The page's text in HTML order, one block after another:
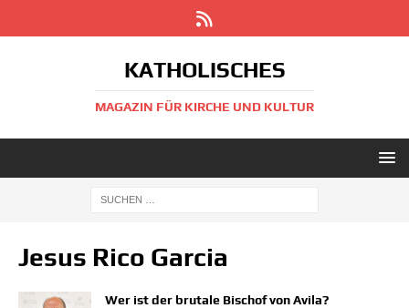
KATHOLISCHES
MAGAZIN FÜR KIRCHE UND KULTUR
Jesus Rico Garcia
Wer ist der brutale Bischof von Avila?